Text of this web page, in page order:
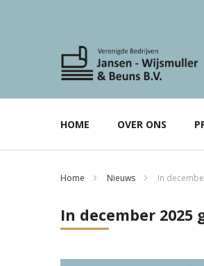
HOME OVER ONS
Home Nieuws In
In december